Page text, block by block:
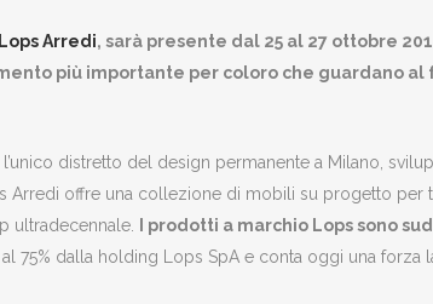
Lops Arredi, sarà presente dal 25 al 27 ottobre
più importante per coloro che guardano
distretto del design permanente a Milano,
Arredi offre una collezione di mobili su progetto per
ultradecennale.
I prodotti a marchio Lops sono
75% dalla holding Lops SpA e conta oggi una